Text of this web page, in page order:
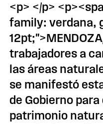
<p> </p>
family: verdana,
trabajadores a
las áreas
se manifestó
de Gobierno
patrimonio